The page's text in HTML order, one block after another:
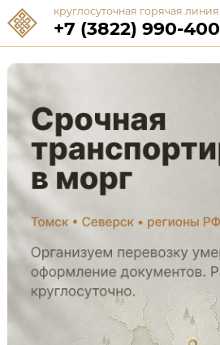
круглосуточная горячая линия
+7 (3822) 990-400